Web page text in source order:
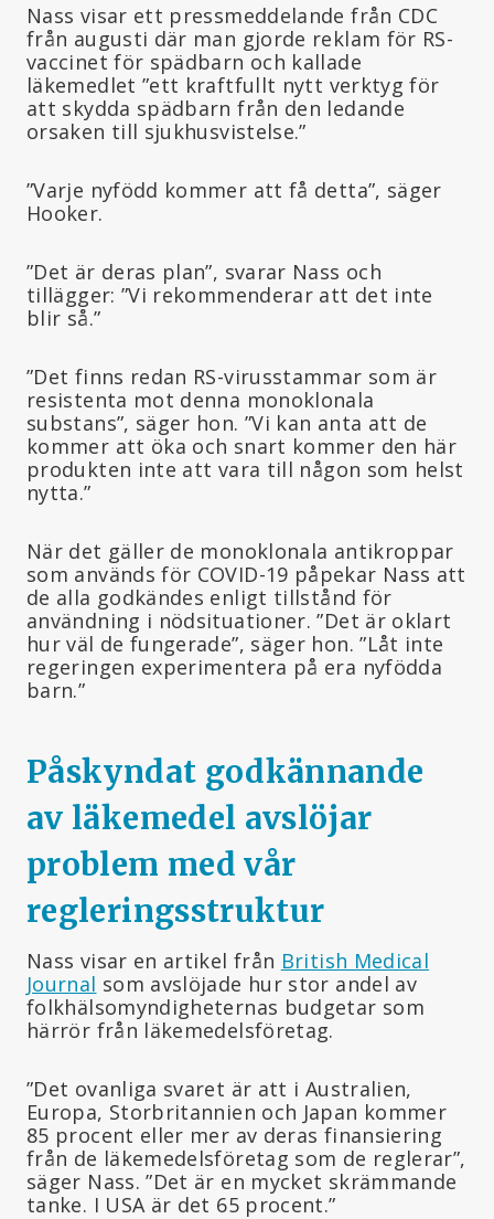
Nass visar ett pressmeddelande från CDC
från augusti där man gjorde reklam för RS-
vaccinet för spädbarn och kallade
läkemedlet ”ett kraftfullt nytt verktyg för
att skydda spädbarn från den ledande
orsaken till sjukhusvistelse.”
”Varje nyfödd kommer att få detta”, säger
Hooker.
”Det är deras plan”, svarar Nass och
tillägger: ”Vi rekommenderar att det inte
blir så.”
”Det finns redan RS-virusstammar som är
resistenta mot denna monoklonala
substans”, säger hon. ”Vi kan anta att de
kommer att öka och snart kommer den här
produkten inte att vara till någon som helst
nytta.”
När det gäller de monoklonala antikroppar
som används för COVID-19 påpekar Nass att
de alla godkändes enligt tillstånd för
användning i nödsituationer. ”Det är oklart
hur väl de fungerade”, säger hon. ”Låt inte
regeringen experimentera på era nyfödda
barn.”
Påskyndat godkännande
av läkemedel avslöjar
problem med vår
regleringsstruktur
Nass visar en artikel från British Medical
Journal som avslöjade hur stor andel av
folkhälsomyndigheternas budgetar som
härrör från läkemedelsföretag.
”Det ovanliga svaret är att i Australien,
Europa, Storbritannien och Japan kommer
85 procent eller mer av deras finansiering
från de läkemedelsföretag som de reglerar”,
säger Nass. ”Det är en mycket skrämmande
tanke. I USA är det 65 procent.”